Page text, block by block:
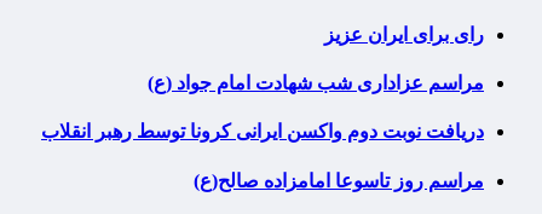
رای برای ایران عزیز
مراسم عزاداری شب شهادت امام جواد (ع)
دریافت نوبت دوم واکسن ایرانی کرونا توسط رهبر انقلاب
مراسم روز تاسوعا امامزاده صالح(ع)